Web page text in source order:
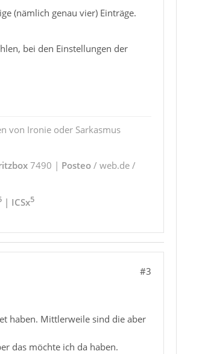
(nämlich genau vier) Einträge.
bei den Einstellungen der
von Ironie oder Sarkasmus
7490 | Posteo/ web.de /
| ICSx5
#3
haben. Mittlerweile sind die aber
das möchte ich da haben.